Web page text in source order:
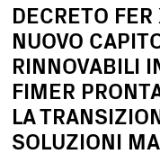
DECRETO
NUOVO
RINNOVABILI
FIMER
LA
SOLUZIONI